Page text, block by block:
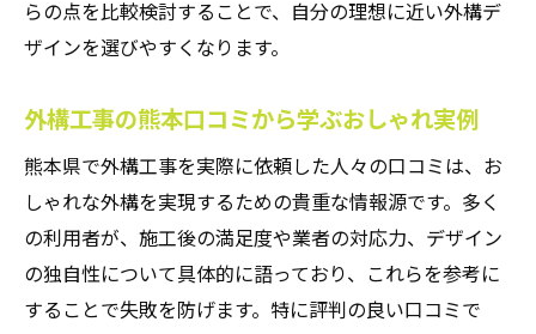
らの点を比較検討することで、自分の理想に近い外構デ
ザインを選びやすくなります。
外構工事の熊本口コミから学ぶおしゃれ実例
熊本県で外構工事を実際に依頼した人々の口コミは、お
しゃれな外構を実現するための貴重な情報源です。多く
の利用者が、施工後の満足度や業者の対応力、デザイン
の独自性について具体的に語っており、これらを参考に
することで失敗を防げます。特に評判の良い口コミで